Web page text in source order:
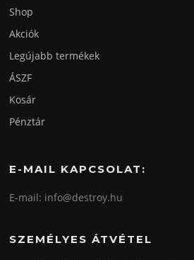
Shop
Akciók
Legújabb termékek
ÁSZF
Kosár
Pénztár
E-MAIL KAPCSOLAT:
E-mail: info@destroy.hu
SZEMÉLYES ÁTVÉTEL